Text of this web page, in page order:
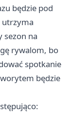
będzie pod
utrzyma
sezon na
rywalom, bo
spotkanie
będzie